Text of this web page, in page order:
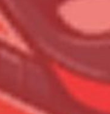
Сумма к оплате (без